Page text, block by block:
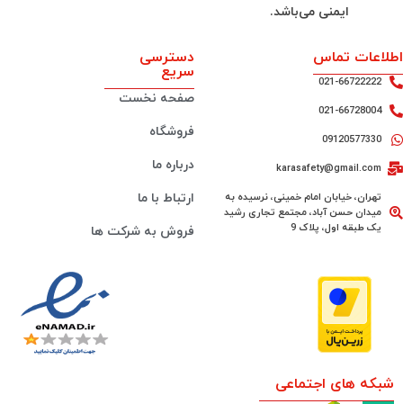
ایمنی می‌باشد.
اطلاعات تماس
021-66722222
021-66728004
09120577330
karasafety@gmail.com
تهران، خیابان امام خمینی، نرسیده به
میدان حسن آباد، مجتمع تجاری رشید
یک طبقه اول، پلاک 9
دسترسی
سریع
صفحه نخست
فروشگاه
درباره ما
ارتباط با ما
فروش به شرکت ها
شبکه های اجتماعی